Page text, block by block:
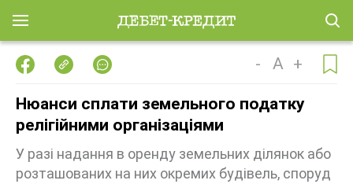
- A +
Нюанси сплати земельного податку
релігійними організаціями
У разі надання в оренду земельних ділянок або
розташованих на них окремих будівель, споруд